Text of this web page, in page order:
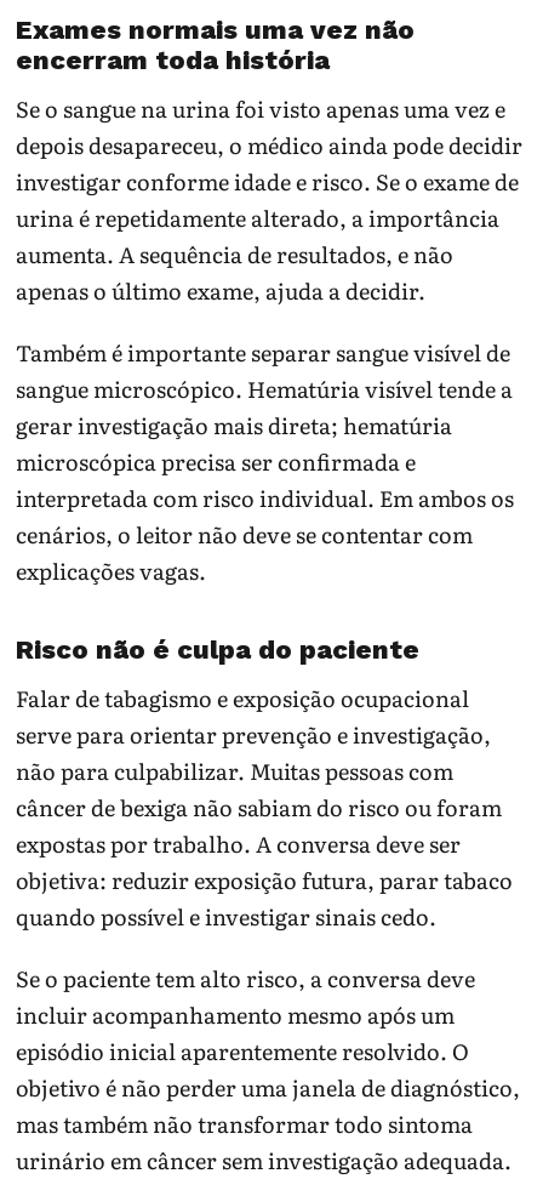
Exames normais uma vez não
encerram toda história
Se o sangue na urina foi visto apenas uma vez e
depois desapareceu, o médico ainda pode decidir
investigar conforme idade e risco. Se o exame de
urina é repetidamente alterado, a importância
aumenta. A sequência de resultados, e não
apenas o último exame, ajuda a decidir.
Também é importante separar sangue visível de
sangue microscópico. Hematúria visível tende a
gerar investigação mais direta; hematúria
microscópica precisa ser confirmada e
interpretada com risco individual. Em ambos os
cenários, o leitor não deve se contentar com
explicações vagas.
Risco não é culpa do paciente
Falar de tabagismo e exposição ocupacional
serve para orientar prevenção e investigação,
não para culpabilizar. Muitas pessoas com
câncer de bexiga não sabiam do risco ou foram
expostas por trabalho. A conversa deve ser
objetiva: reduzir exposição futura, parar tabaco
quando possível e investigar sinais cedo.
Se o paciente tem alto risco, a conversa deve
incluir acompanhamento mesmo após um
episódio inicial aparentemente resolvido. O
objetivo é não perder uma janela de diagnóstico,
mas também não transformar todo sintoma
urinário em câncer sem investigação adequada.